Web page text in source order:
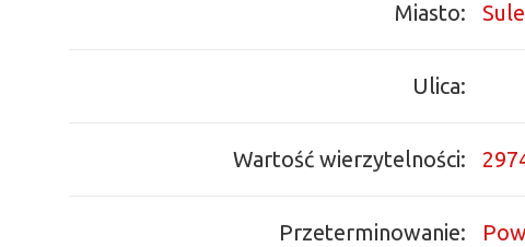
Miasto:
Ulica:
Wartość wierzytelności:
Przeterminowanie: